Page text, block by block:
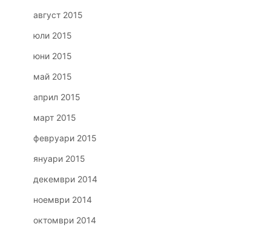
август 2015
юли 2015
юни 2015
май 2015
април 2015
март 2015
февруари 2015
януари 2015
декември 2014
ноември 2014
октомври 2014